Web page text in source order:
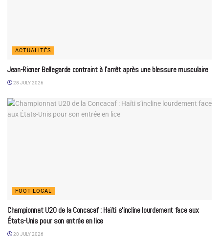
ACTUALITÉS
Jean-Ricner Bellegarde contraint à l’arrêt après une blessure musculaire
28 JULY 2026
FOOT-LOCAL
Championnat U20 de la Concacaf : Haïti s’incline lourdement face aux
États-Unis pour son entrée en lice
28 JULY 2026